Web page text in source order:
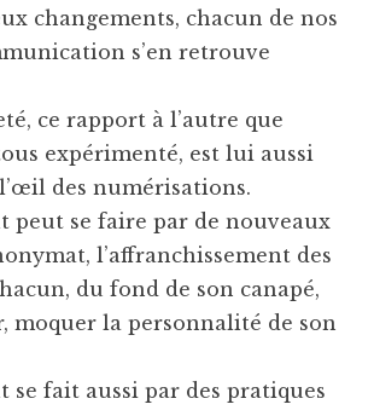
changements, chacun de nos
s’en retrouve
ce rapport à l’autre que
expérimenté, est lui aussi
des numérisations.
peut se faire par de nouveaux
l’affranchissement des
du fond de son canapé,
moquer la personnalité de son
se fait aussi par des pratiques